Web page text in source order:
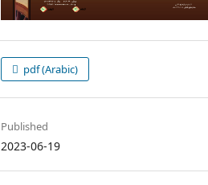
pdf (Arabic)
Published
2023-06-19